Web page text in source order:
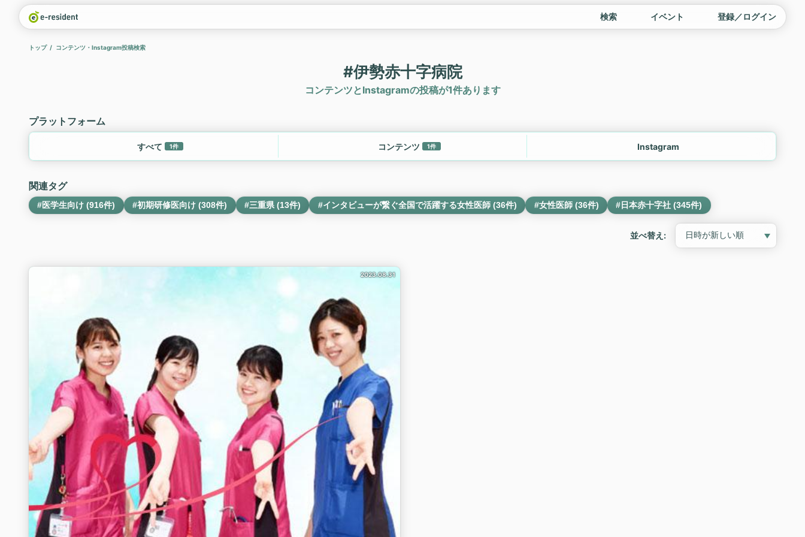
検索 イベント 登録／ログイン
トップ コンテンツ・Instagram投稿検索
#伊勢赤十字病院
コンテンツとInstagramの投稿が1件あります
プラットフォーム
すべて 1件 コンテンツ 1件 Instagram
関連タグ
#医学生向け (916件) #初期研修医向け (308件) #三重県 (13件) #インタビューが繋ぐ全国で活躍する女性医師 (36件) #女性医師 (36件) #日本赤十字社 (345件)
並べ替え:
2023.08.31